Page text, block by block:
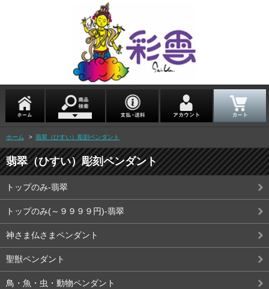
ホーム > 翡翠（ひすい）彫刻ペンダント
翡翠（ひすい）彫刻ペンダント
トップのみ-翡翠
トップのみ(～９９９９円)-翡翠
神さま仏さまペンダント
聖獣ペンダント
鳥・魚・虫・動物ペンダント